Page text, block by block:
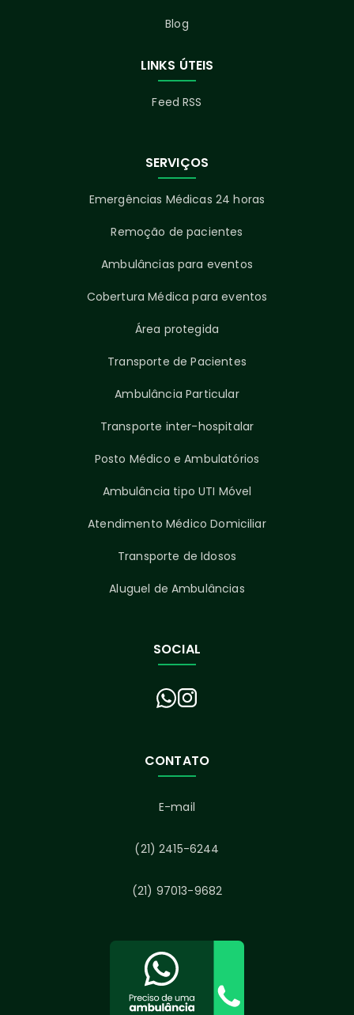
Blog
LINKS ÚTEIS
Feed RSS
SERVIÇOS
Emergências Médicas 24 horas
Remoção de pacientes
Ambulâncias para eventos
Cobertura Médica para eventos
Área protegida
Transporte de Pacientes
Ambulância Particular
Transporte inter-hospitalar
Posto Médico e Ambulatórios
Ambulância tipo UTI Móvel
Atendimento Médico Domiciliar
Transporte de Idosos
Aluguel de Ambulâncias
SOCIAL
CONTATO
E-mail
(21) 2415-6244
(21) 97013-9682